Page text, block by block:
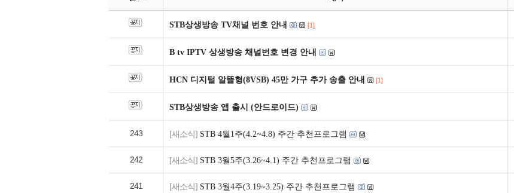
STB상생방송 TV채널 번호 안내 [1]
B tv IPTV 상생방송 채널번호 변경 안내
HCN 디지털 알뜰형(8VSB) 45만 가구 추가 송출 안내 [1]
STB상생방송 앱 출시 (안드로이드)
243 [새소식] STB 4월1주(4.2~4.8) 주간 추천프로그램
242 [새소식] STB 3월5주(3.26~4.1) 주간 추천프로그램
241 [새소식] STB 3월4주(3.19~3.25) 주간 추천프로그램